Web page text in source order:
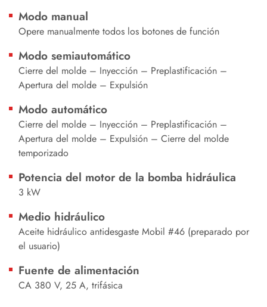
Modo manual
Opere manualmente todos los botones de función
Modo semiautomático
Cierre del molde – Inyección – Preplastificación –
Apertura del molde – Expulsión
Modo automático
Cierre del molde – Inyección – Preplastificación –
Apertura del molde – Expulsión – Cierre del molde
temporizado
Potencia del motor de la bomba hidráulica
3 kW
Medio hidráulico
Aceite hidráulico antidesgaste Mobil #46 (preparado por
el usuario)
Fuente de alimentación
CA 380 V, 25 A, trifásica